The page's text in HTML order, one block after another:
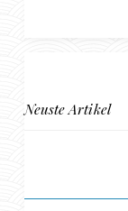
Neuste Artikel